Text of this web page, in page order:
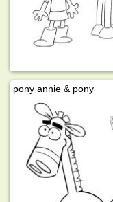
pony annie & pony